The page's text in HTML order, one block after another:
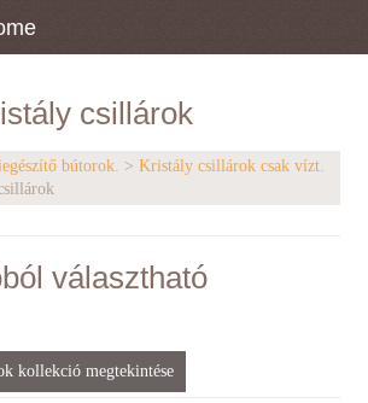
csillárok
bútorok. > Kristály csillárok csak vízt.
választható
kollekció megtekintése